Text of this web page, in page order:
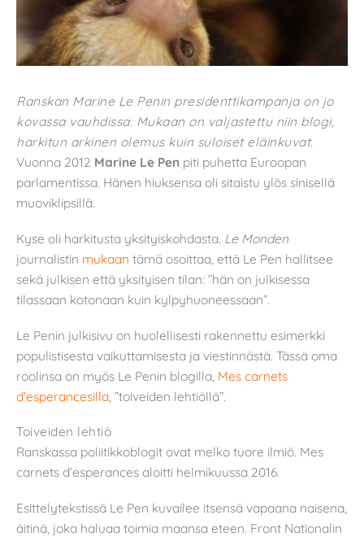
Ranskan Marine Le Penin presidenttikampanja on jo
kovassa vauhdissa. Mukaan on valjastettu niin blogi,
harkitun arkinen olemus kuin suloiset eläinkuvat.
Vuonna 2012 Marine Le Pen piti puhetta Euroopan
parlamentissa. Hänen hiuksensa oli sitaistu ylös sinisellä
muoviklipsillä.
Kyse oli harkitusta yksityiskohdasta. Le Monden
journalistin mukaan tämä osoittaa, että Le Pen hallitsee
sekä julkisen että yksityisen tilan: ”hän on julkisessa
tilassaan kotonaan kuin kylpyhuoneessaan”.
Le Penin julkisivu on huolellisesti rakennettu esimerkki
populistisesta vaikuttamisesta ja viestinnästä. Tässä oma
roolinsa on myös Le Penin blogilla, Mes carnets
d’esperancesilla , ”toiveiden lehtiöllä”.
Toiveiden lehtiö
Ranskassa poliitikkoblogit ovat melko tuore ilmiö. Mes
carnets d’esperances aloitti helmikuussa 2016.
Esittelytekstissä Le Pen kuvailee itsensä vapaana naisena,
äitinä, joka haluaa toimia maansa eteen. Front Nationalin